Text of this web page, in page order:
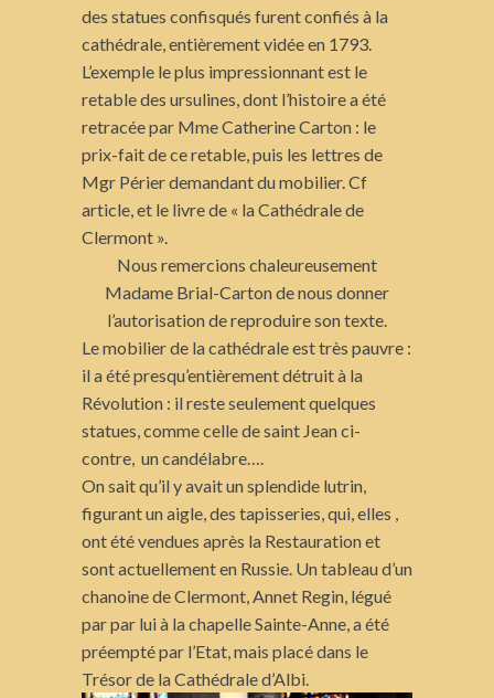
des statues confisqués furent confiés à la
cathédrale, entièrement vidée en 1793.
L’exemple le plus impressionnant est le
retable des ursulines, dont l’histoire a été
retracée par Mme Catherine Carton : le
prix-fait de ce retable, puis les lettres de
Mgr Périer demandant du mobilier. Cf
article, et le livre de « la Cathédrale de
Clermont ».
Nous remercions chaleureusement
Madame Brial-Carton de nous donner
l’autorisation de reproduire son texte.
Le mobilier de la cathédrale est très pauvre :
il a été presqu’entièrement détruit à la
Révolution : il reste seulement quelques
statues, comme celle de saint Jean ci-
contre, un candélabre….
On sait qu’il y avait un splendide lutrin,
figurant un aigle, des tapisseries, qui, elles ,
ont été vendues après la Restauration et
sont actuellement en Russie. Un tableau d’un
chanoine de Clermont, Annet Regin, légué
par par lui à la chapelle Sainte-Anne, a été
préempté par l’Etat, mais placé dans le
Trésor de la Cathédrale d’Albi.